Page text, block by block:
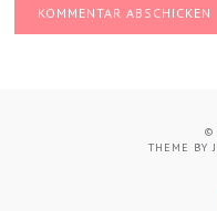
©
THEME BY